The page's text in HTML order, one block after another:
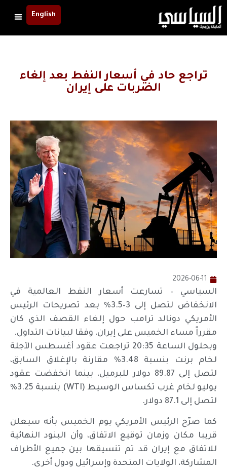
English
تراجع حاد في أسعار النفط بعد إلغاء
الضربات على إيران
2026-06-11
السياسي – تسارعت أسعار النفط العالمية في
الانخفاض لتصل إلى 3–3.5% بعد تصريحات الرئيس
الأمريكي دونالد ترامب حول إلغاء القصف الذي كان
مقرراً مساء الخميس على إيران، وفقا لبيانات التداول.
وبحلول الساعة 20:35 تراجعت عقود أغسطس الآجلة
لخام برنت بنسبة 3.48% مقارنة بالإغلاق السابق،
لتصل إلى 89.87 دولار للبرميل، بينما انخفضت عقود
يوليو لخام غرب تكساس الوسيط (WTI) بنسبة 3.25%
لتصل إلى 87.1 دولار.
كما صرّح الرئيس الأمريكي يوم الخميس بأنه سيعلن
قريبا مكان وزمان توقيع الاتفاق، وأن البنود النهائية
للاتفاق مع إيران قد تم تنسيقها بين جميع الأطراف
المشاركة، الولايات المتحدة وإسرائيل ودول أخرى.